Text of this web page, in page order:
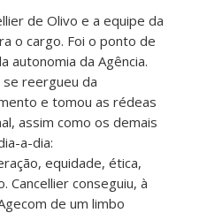
de Olivo e a equipe da
o cargo. Foi o ponto de
autonomia da Agência.
reergueu da
e tomou as rédeas
assim como os demais
a-dia:
equidade, ética,
Cancellier conseguiu, à
de um limbo